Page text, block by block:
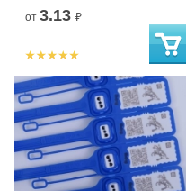
от 3.13 ₽